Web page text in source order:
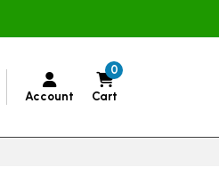
Account
0
Cart